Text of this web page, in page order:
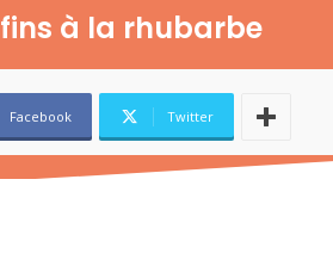
à la rhubarbe
Facebook Twitter